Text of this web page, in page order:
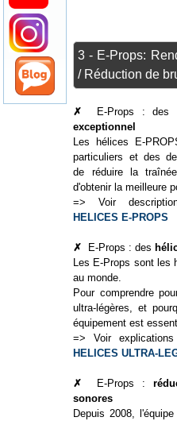
3 - E-Props:
/ Réduction de
✗ E-Props : des
exceptionnel
Les hélices E-
particuliers et des
de réduire la
d'obtenir la meilleure
=> Voir
HELICES E-PROPS
✗ E-Props : des
Les E-Props sont
au monde.
Pour comprendre
ultra-légères, et
équipement est
=> Voir
HELICES ULTRA-
✗ E-Props :
sonores
Depuis 2008,